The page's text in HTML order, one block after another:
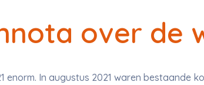
over de
enorm. In augustus 2021 waren bestaande